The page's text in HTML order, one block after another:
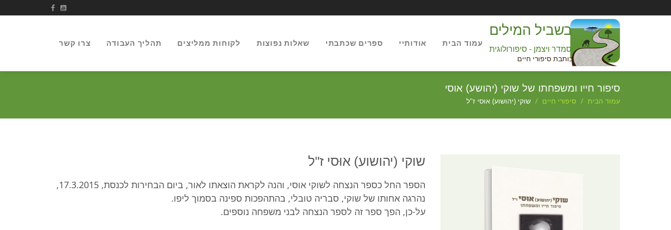
בשביל המילים
סמדר ויצמן - סיפורולוגית
כותבת סיפורי חיים
צרו קשר תהליך העבודה לקוחות ממליצים שאלות נפוצות ספרים שכתבתי אודותיי עמוד הבית
סיפור חייו ומשפחתו של שוקי (יהושע) אוסי
עמוד הבית סיפורי חיים שוקי (יהושוע) אוּסי ז"ל
שוקי (יהושוע) אוּסי ז"ל
הספר החל כספר הנצחה לשוקי אוסי, והנה לקראת הוצאתו לאור, ביום הבחירות לכנסת, 17.3.2015,
נהרגה אחותו של שוקי, סבריה טובלי, בהתהפכות ספינה בסמוך ליפו.
על-כן, הפך ספר זה לספר הנצחה לבני משפחה נוספים.